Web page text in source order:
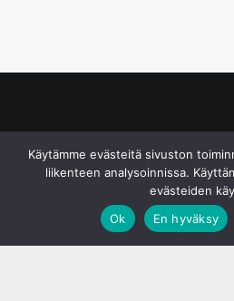
Käytämme evästeitä sivuston
liikenteen analysoinnissa.
evästeiden
Ok
En hyväksy